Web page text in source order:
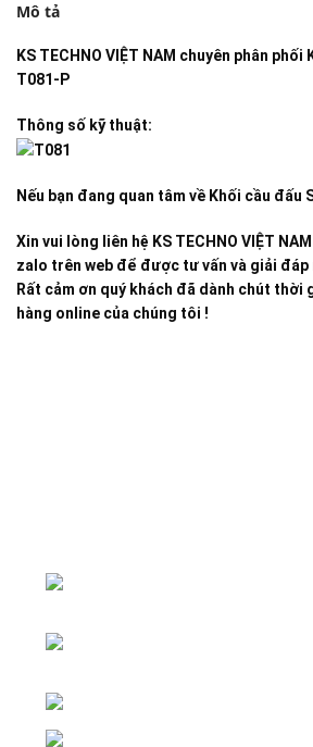
Mô tả
KS TECHNO VIỆT NAM chuyên phân phối
T081-P
Thông số kỹ thuật:
Nếu bạn đang quan tâm về Khối cầu đấu
Xin vui lòng liên hệ KS TECHNO VIỆT
zalo trên web để được tư vấn và giải đáp
Rất cảm ơn quý khách đã dành chút thời
hàng online của chúng tôi !